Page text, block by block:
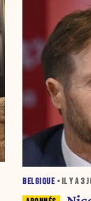
BELGIQUE • IL Y A3